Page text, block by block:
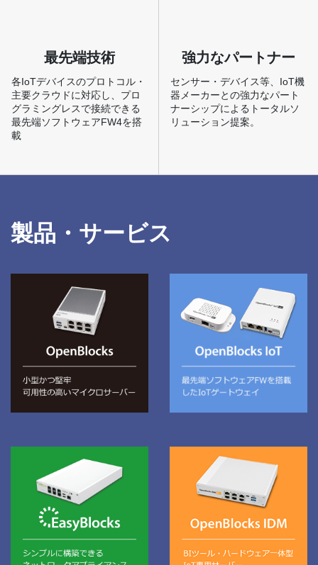
最先端技術
各IoTデバイスのプロトコル・
主要クラウドに対応し、プロ
グラミングレスで接続できる
最先端ソフトウェアFW4を搭
載
強力なパートナー
センサー・デバイス等、IoT機
器メーカーとの強力なパート
ナーシップによるトータルソ
リューション提案。
製品・サービス